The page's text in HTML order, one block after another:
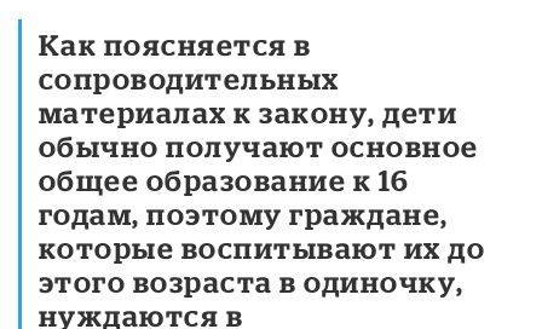
Как поясняется в
сопроводительных
материалах к закону, дети
обычно получают основное
общее образование к 16
годам, поэтому граждане,
которые воспитывают их до
этого возраста в одиночку,
нуждаются в